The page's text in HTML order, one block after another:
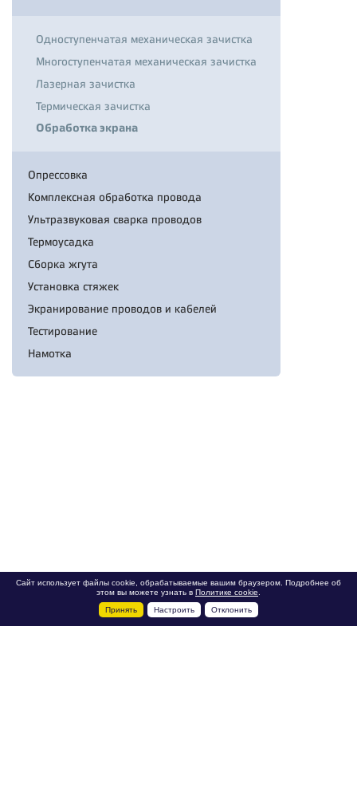
Одноступенчатая механическая зачистка
Многоступенчатая механическая зачистка
Лазерная зачистка
Термическая зачистка
Обработка экрана
Опрессовка
Комплексная обработка провода
Ультразвуковая сварка проводов
Термоусадка
Сборка жгута
Установка стяжек
Экранирование проводов и кабелей
Тестирование
Намотка
Сайт использует файлы cookie, обрабатываемые вашим браузером. Подробнее об
этом вы можете узнать в Политике cookie
Принять
Настроить Отклонить